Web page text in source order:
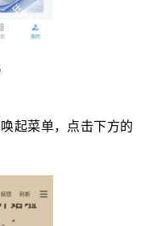
起菜单，点击下方的